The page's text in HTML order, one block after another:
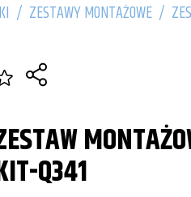
/ ZESTAWY MONTAŻOWE /
Q341